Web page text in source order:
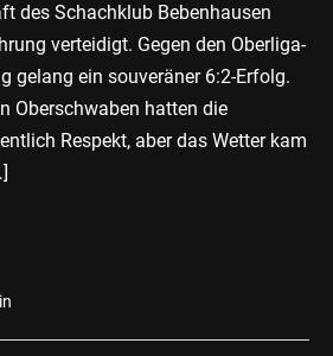
des Schachklub Bebenhausen
verteidigt. Gegen den Oberliga-
gelang ein souveräner 6:2-Erfolg.
Oberschwaben hatten die
Respekt, aber das Wetter kam